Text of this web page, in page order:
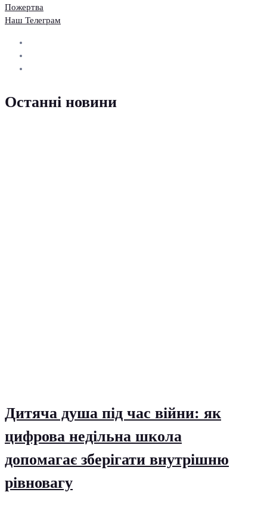
Пожертва
Наш Телеграм
Останні новини
Дитяча душа під час війни: як
цифрова недільна школа
допомагає зберігати внутрішню
рівновагу